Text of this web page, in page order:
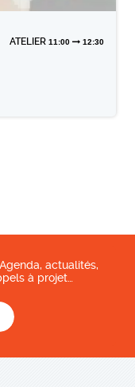
ATELIER 11:00 12:30
actualités,
à projet…